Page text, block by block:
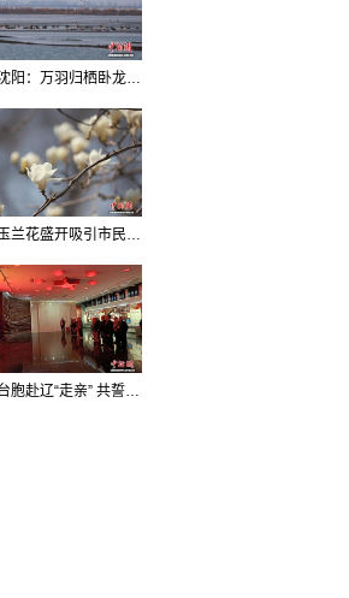
辽宁沈阳：万羽归栖卧龙湖看群鸟齐飞
沈阳玉兰花盛开吸引市民打卡
海外台胞赴辽“走亲” 共誓“和平初心”